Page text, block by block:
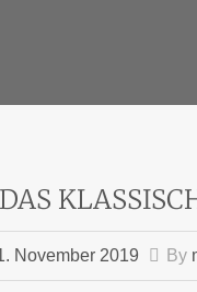
November 2019 By